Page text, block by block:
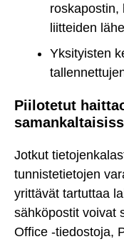
roskapostin,
liitteiden
Yksityisten
Piilotetut
Jotkut
tunnistetietojen
yrittävät tartuttaa
sähköpostit voivat
Office -tiedostoja,